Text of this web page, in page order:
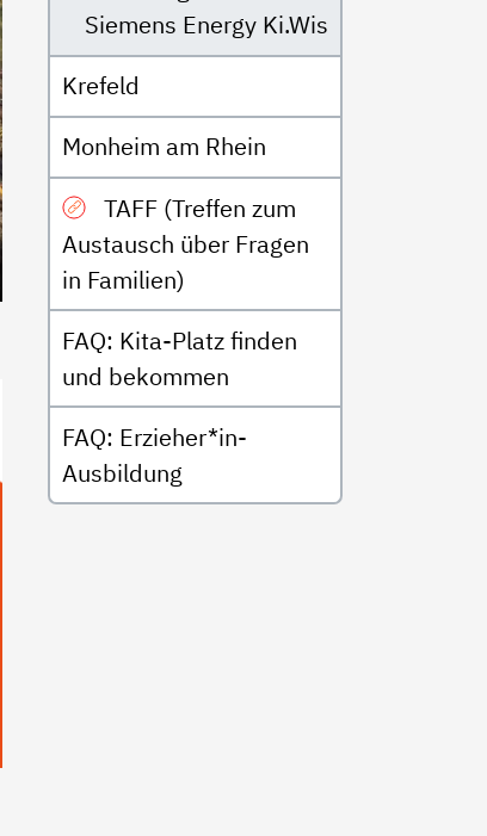
Siemens Energy Ki.Wis
Krefeld
Monheim am Rhein
TAFF (Treffen zum
Austausch über Fragen
in Familien)
FAQ: Kita-Platz finden
und bekommen
FAQ: Erzieher*in-
Ausbildung